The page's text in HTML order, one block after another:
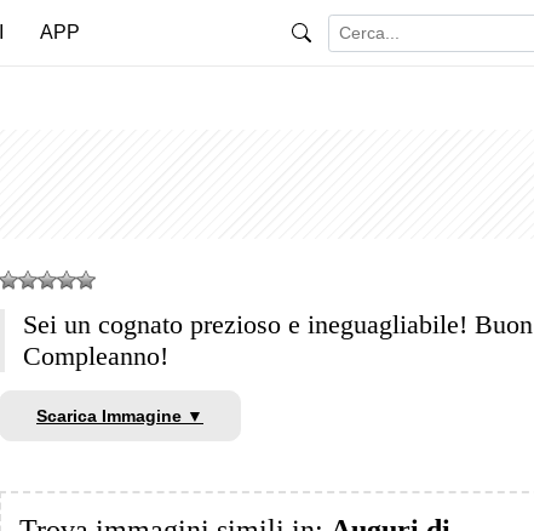
APP
Sei un cognato prezioso e ineguagliabile! Buon
Compleanno!
Scarica Immagine ▼